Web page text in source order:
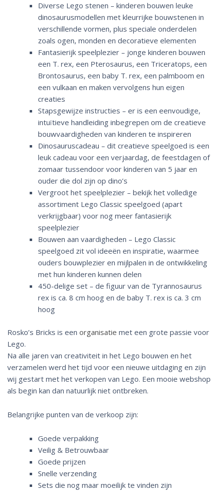
Diverse Lego stenen – kinderen bouwen leuke
dinosaurusmodellen met kleurrijke bouwstenen in
verschillende vormen, plus speciale onderdelen
zoals ogen, monden en decoratieve elementen
Fantasierijk speelplezier – jonge kinderen bouwen
een T. rex, een Pterosaurus, een Triceratops, een
Brontosaurus, een baby T. rex, een palmboom en
een vulkaan en maken vervolgens hun eigen
creaties
Stapsgewijze instructies – er is een eenvoudige,
intuïtieve handleiding inbegrepen om de creatieve
bouwvaardigheden van kinderen te inspireren
Dinosauruscadeau – dit creatieve speelgoed is een
leuk cadeau voor een verjaardag, de feestdagen of
zomaar tussendoor voor kinderen van 5 jaar en
ouder die dol zijn op dino’s
Vergroot het speelplezier – bekijk het volledige
assortiment Lego Classic speelgoed (apart
verkrijgbaar) voor nog meer fantasierijk
speelplezier
Bouwen aan vaardigheden – Lego Classic
speelgoed zit vol ideeën en inspiratie, waarmee
ouders bouwplezier en mijlpalen in de ontwikkeling
met hun kinderen kunnen delen
450-delige set – de figuur van de Tyrannosaurus
rex is ca. 8 cm hoog en de baby T. rex is ca. 3 cm
hoog
Rosko’s Bricks is een organisatie met een grote passie voor
Lego.
Na alle jaren van creativiteit in het Lego bouwen en het
verzamelen werd het tijd voor een nieuwe uitdaging en zijn
wij gestart met het verkopen van Lego. Een mooie webshop
als begin kan dan natuurlijk niet ontbreken.
Belangrijke punten van de verkoop zijn:
Goede verpakking
Veilig & Betrouwbaar
Goede prijzen
Snelle verzending
Sets die nog maar moeilijk te vinden zijn